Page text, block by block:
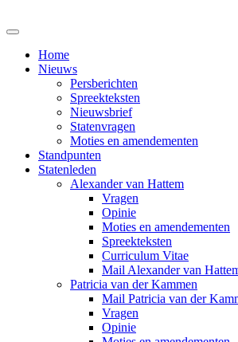
Home
Nieuws
Persberichten
Spreekteksten
Nieuwsbrief
Statenvragen
Moties en amendementen
Standpunten
Statenleden
Alexander van Hattem
Vragen
Opinie
Moties en amendementen
Spreekteksten
Curriculum Vitae
Mail Alexander van
Patricia van der Kammen
Mail Patricia van der
Vragen
Opinie